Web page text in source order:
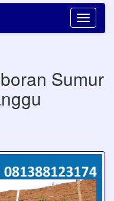
Toggle
Sumur